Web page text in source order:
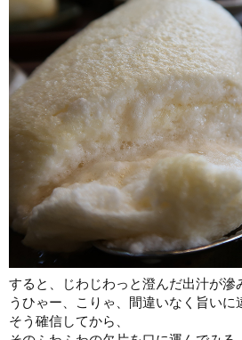
すると、じわじわっと澄んだ出汁が滲
うひゃー、こりゃ、間違いなく旨いに
そう確信してから、